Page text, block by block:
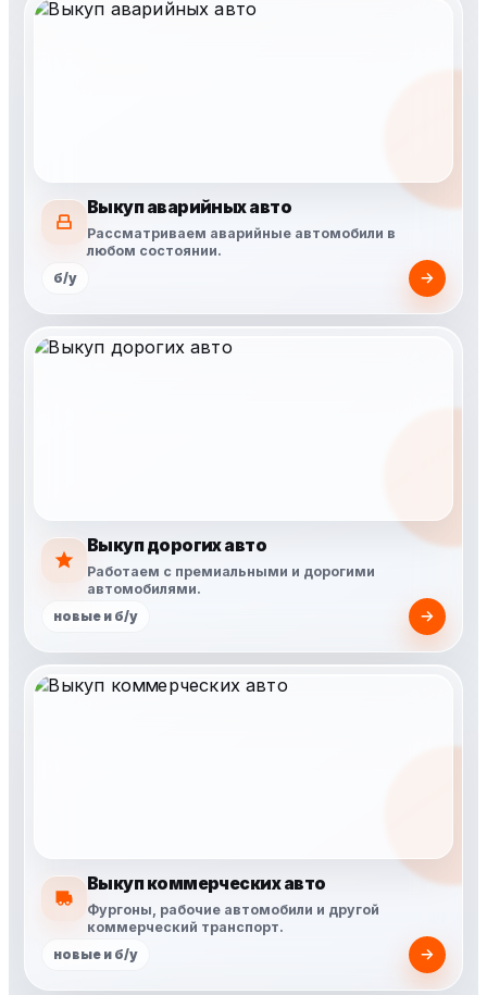
Выкуп аварийных авто
Рассматриваем аварийные автомобили в
любом состоянии.
б/у
Выкуп дорогих авто
Работаем с премиальными и дорогими
автомобилями.
новые и б/у
Выкуп коммерческих авто
Фургоны, рабочие автомобили и другой
коммерческий транспорт.
новые и б/у